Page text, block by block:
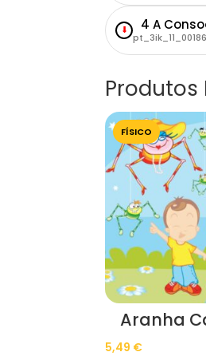
⬇ 4 A
pt_3ik_11_00186
Produtos
FÍSICO
Aranha
5,49 €